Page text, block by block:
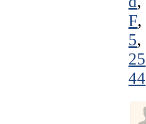
F,
5,
25
44